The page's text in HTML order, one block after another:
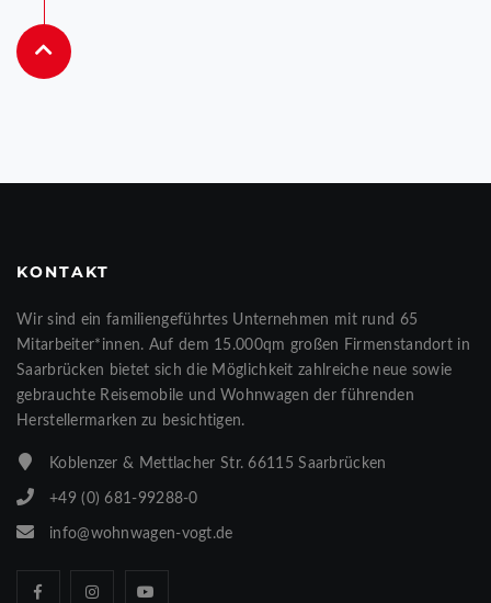
KONTAKT
Wir sind ein familiengeführtes Unternehmen mit rund 65
Mitarbeiter*innen. Auf dem 15.000qm großen Firmenstandort in
Saarbrücken bietet sich die Möglichkeit zahlreiche neue sowie
gebrauchte Reisemobile und Wohnwagen der führenden
Herstellermarken zu besichtigen.
Koblenzer & Mettlacher Str. 66115 Saarbrücken
+49 (0) 681-99288-0
info@wohnwagen-vogt.de